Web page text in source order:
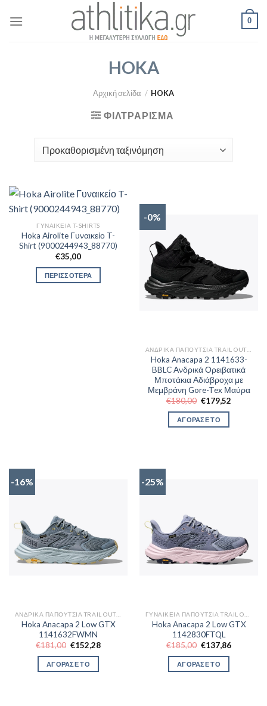
0
HOKA
Αρχική σελίδα / HOKA
ΦΙΛΤΡΆΡΙΣΜΑ
ΓΥΝΑΙΚΕΊΑ T-SHIRTS
Hoka Airolite Γυναικείο T-
Shirt (9000244943_88770)
€35,00
ΠΕΡΙΣΣΟΤΕΡΑ
-0%
ΑΝΔΡΙΚΆ ΠΑΠΟΎΤΣΙΑ TRAIL OUTDOR
Hoka Anacapa 2 1141633-
BBLC Ανδρικά Ορειβατικά
Μποτάκια Αδιάβροχα με
Μεμβράνη Gore-Tex Μαύρα
€180,00 Original
was:
€180,00.
€179,52
ΑΓΟΡΑΣΕ ΤΟ
-16%
ΑΝΔΡΙΚΆ ΠΑΠΟΎΤΣΙΑ TRAIL OUTDOR
Hoka Anacapa 2 Low GTX
1141632FWMN
€181,00 Original
was:
€181,00.
€152,28Η
ΑΓΟΡΑΣΕ ΤΟ
-25%
Hoka Anacapa 2 Low GTX
1142830FTQL
€185,00 Original
was:
€185,00.
€137,86Η
ΑΓΟΡΑΣΕ ΤΟ